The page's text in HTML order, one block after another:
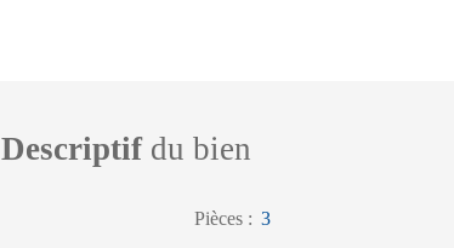
Descriptifdu bien
Pièces : 3